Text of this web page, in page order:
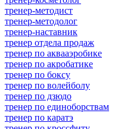
тренер-методист
тренер-методолог
тренер-наставник
тренер отдела продаж
тренер по аквааэробике
тренер по акробатике
тренер по боксу
тренер по волейболу
тренер по дзюдо
тренер по единоборствам
тренер по каратэ